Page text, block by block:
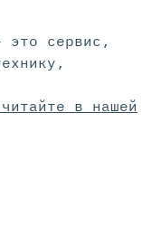
сервис,
в нашей